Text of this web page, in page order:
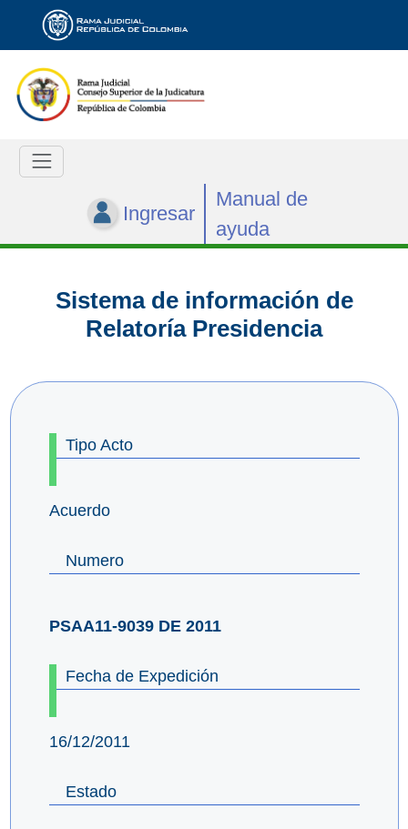
Ingresar
Manual de
ayuda
Sistema de información de
Relatoría Presidencia
Tipo Acto
Acuerdo
Numero
PSAA11-9039 DE 2011
Fecha de Expedición
16/12/2011
Estado